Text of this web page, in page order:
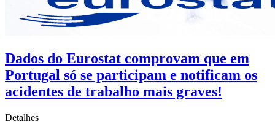
Dados do Eurostat comprovam que em
Portugal só se participam e notificam os
acidentes de trabalho mais graves!
Detalhes